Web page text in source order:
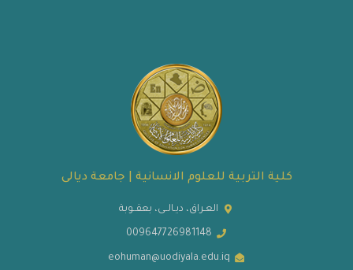
كلية التربية للعلوم الانسانية | جامعة ديالى
العـراق، ديـالــى، بعقــوبة
009647726981148
eohuman@uodiyala.edu.iq